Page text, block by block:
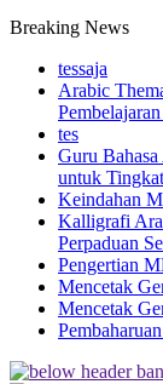
Breaking News
tessaja
Arabic
tes
Guru
untuk
Keindahan
Kalligrafi
Perpaduan
Pengertian
Mencetak
Mencetak